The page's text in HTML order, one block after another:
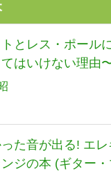
とレス・ポール
はいけない理由
物理 (リットーミ
(Rittor Music Mook)
た音が出る! エ
ジの本 (ギター